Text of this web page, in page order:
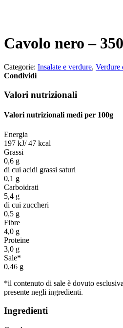
Cavolo nero –
Categorie: Insalate e verdure, Verdure
Condividi
Valori nutrizionali
Valori nutrizionali medi per 100g
Energia
197 kJ/ 47 kcal
Grassi
0,6 g
di cui acidi grassi saturi
0,1 g
Carboidrati
5,4 g
di cui zuccheri
0,5 g
Fibre
4,0 g
Proteine
3,0 g
Sale*
0,46 g
*il contenuto di sale è dovuto
presente negli ingredienti.
Ingredienti